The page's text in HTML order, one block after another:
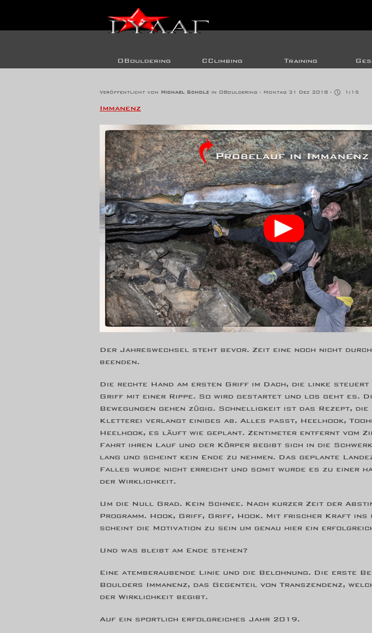
OBouldering CClimbing Training
Veröffentlicht von Michael Scholz in OBouldering · Montag 31 Dez 2018 · 1:15
Immanenz
Der Jahreswechsel steht bevor. Zeit eine noch nicht
beenden.
Die rechte Hand am ersten Griff im Dach, die linke steuert
Griff mit einer Rippe. So wird gestartet und los geht es.
Bewegungen gehen zügig. Schnelligkeit ist das Rezept,
Kletterei verlangt einiges ab. Alles passt, Heelhook,
Heelhook, es läuft wie geplant. Zentimeter entfernt vom
Fahrt ihren Lauf und der Körper begibt sich in die
lang und scheint kein Ende zu nehmen. Das geplante
Falles wurde nicht erreicht und somit wurde es zu einer
der Wirklichkeit.
Um die Null Grad. Kein Schnee. Nach kurzer Zeit der
Programm. Hook, Griff, Griff, Hook. Mit frischer Kraft ins
scheint die Motivation zu sein um genau hier ein
Und was bleibt am Ende stehen?
Eine atemberaubende Linie und die Belohnung. Die erste
Boulders Immanenz, das Gegenteil von Transzendenz,
der Wirklichkeit begibt.
Auf ein sportlich erfolgreiches Jahr 2019.